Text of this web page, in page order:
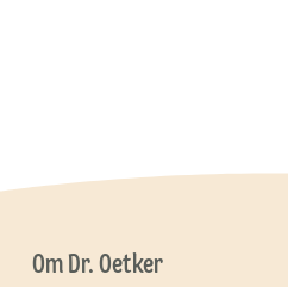
Om Dr. Oetker